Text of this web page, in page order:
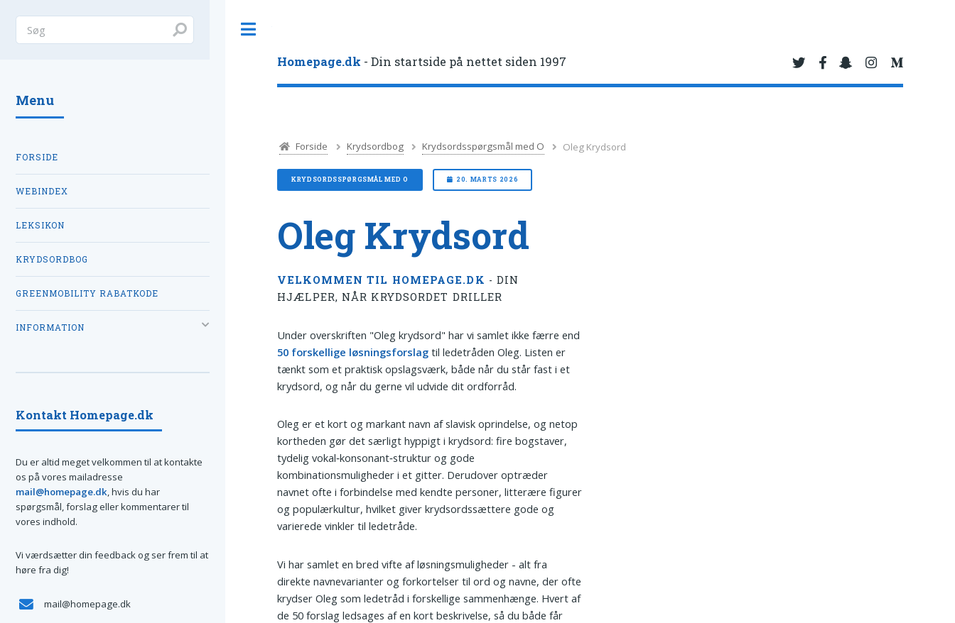
Homepage.dk - Din startside på nettet siden 1997
Forside Krydsordbog Krydsordsspørgsmål med O Oleg Krydsord
KRYDSORDSSPØRGSMÅL MED O 20. MARTS 2026
Oleg Krydsord
VELKOMMEN TIL HOMEPAGE.DK - DIN
HJÆLPER, NÅR KRYDSORDET DRILLER
Under overskriften "Oleg krydsord" har vi samlet ikke færre end
50 forskellige løsningsforslag til ledetråden Oleg. Listen er
tænkt som et praktisk opslagsværk, både når du står fast i et
krydsord, og når du gerne vil udvide dit ordforråd.
Oleg er et kort og markant navn af slavisk oprindelse, og netop
kortheden gør det særligt hyppigt i krydsord: fire bogstaver,
tydelig vokal‑konsonant‑struktur og gode
kombinationsmuligheder i et gitter. Derudover optræder
navnet ofte i forbindelse med kendte personer, litterære figurer
og populærkultur, hvilket giver krydsordssættere gode og
varierede vinkler til ledetråde.
Vi har samlet en bred vifte af løsningsmuligheder - alt fra
direkte navnevarianter og forkortelser til ord og navne, der ofte
krydser Oleg som ledetråd i forskellige sammenhænge. Hvert af
de 50 forslag ledsages af en kort beskrivelse, så du både får
Menu
FORSIDE
WEBINDEX
LEKSIKON
KRYDSORDBOG
GREENMOBILITY RABATKODE
INFORMATION
Kontakt Homepage.dk
Du er altid meget velkommen til at kontakte
os på vores mailadresse
mail@homepage.dk, hvis du har
spørgsmål, forslag eller kommentarer til
vores indhold.
Vi værdsætter din feedback og ser frem til at
høre fra dig!
mail@homepage.dk